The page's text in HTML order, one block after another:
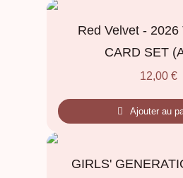
Red Velvet - 2026
CARD SET
12,00 €
Ajouter au
GIRLS'